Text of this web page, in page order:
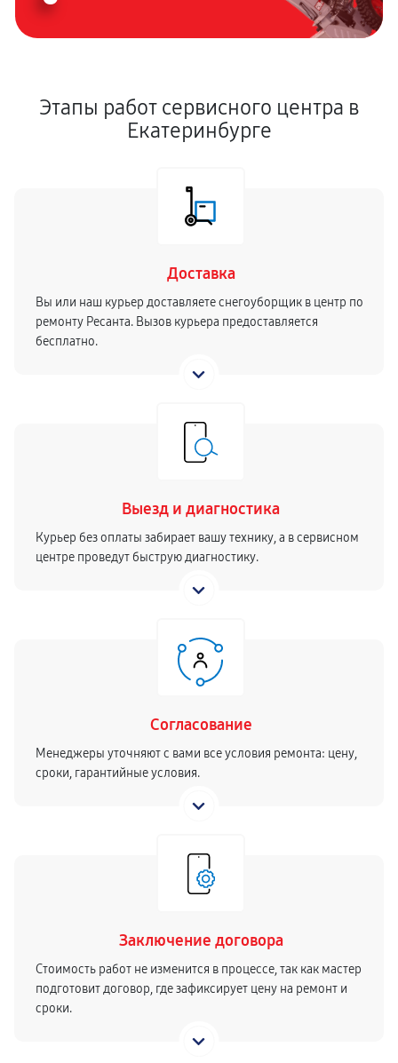
Этапы работ сервисного центра в
Екатеринбурге
Доставка
Вы или наш курьер доставляете снегоуборщик в центр по
ремонту Ресанта. Вызов курьера предоставляется
бесплатно.
Выезд и диагностика
Курьер без оплаты забирает вашу технику, а в сервисном
центре проведут быструю диагностику.
Согласование
Менеджеры уточняют с вами все условия ремонта: цену,
сроки, гарантийные условия.
Заключение договора
Стоимость работ не изменится в процессе, так как мастер
подготовит договор, где зафиксирует цену на ремонт и
сроки.